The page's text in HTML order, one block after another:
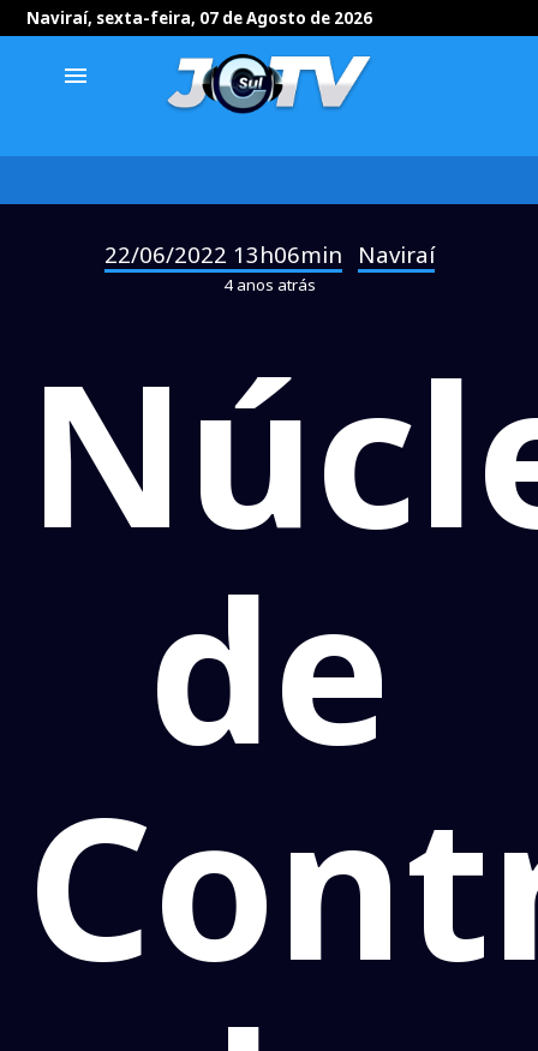
Naviraí, sexta-feira, 07 de Agosto de 2026
menu
22/06/2022 13h06min Naviraí
4 anos atrás
de